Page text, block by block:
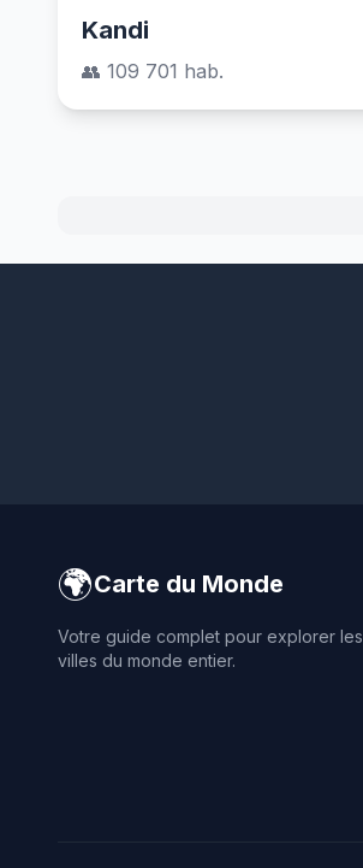
Kandi
👥 109 701 hab.
🌍Carte du Monde
Votre guide complet pour explorer les
villes du monde entier.